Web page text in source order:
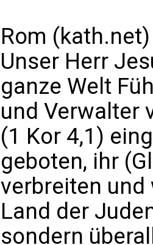
Rom (kath.net)
Unser Herr
ganze Welt
und Verwalter
(1 Kor 4,1)
geboten, ihr
verbreiten
Land der
sondern